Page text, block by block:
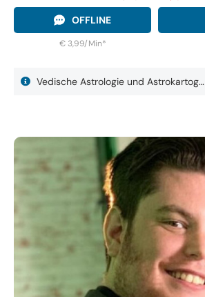
OFFLINE
€ 3,99/Min*
Vedische Astrologie und Astrokartog…